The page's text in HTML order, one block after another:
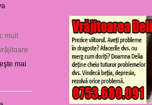
mult
mai